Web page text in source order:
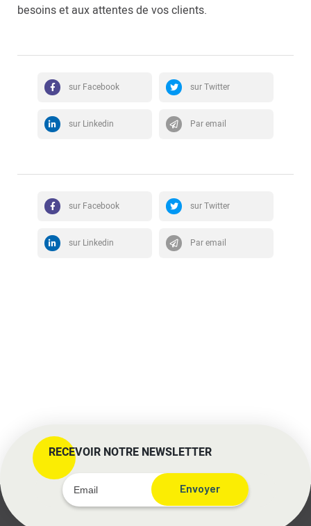
besoins et aux attentes de vos clients.
sur Facebook sur Twitter
sur Linkedin Par email
sur Facebook sur Twitter
sur Linkedin Par email
RECEVOIR NOTRE NEWSLETTER
Envoyer